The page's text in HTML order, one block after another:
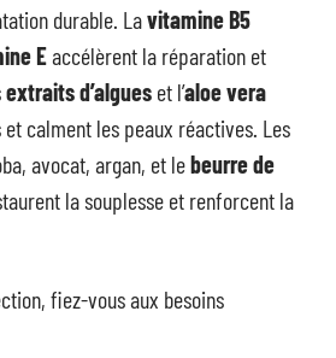
durable. Lavitamine B5
Eaccélèrent la réparation et
extraits d’algues et l’aloe vera
calment les peaux réactives. Les
avocat, argan, et lebeurre de
la souplesse et renforcent la
fiez-vous aux besoins